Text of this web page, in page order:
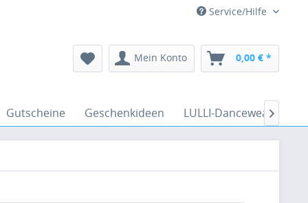
Service/Hilfe
Mein Konto 0,00 € *
Gutscheine Geschenkideen LULLI-Dancewear